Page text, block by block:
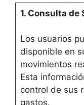
1. Consulta de
Los usuarios
disponible en
movimientos
Esta
control de sus
gastos.